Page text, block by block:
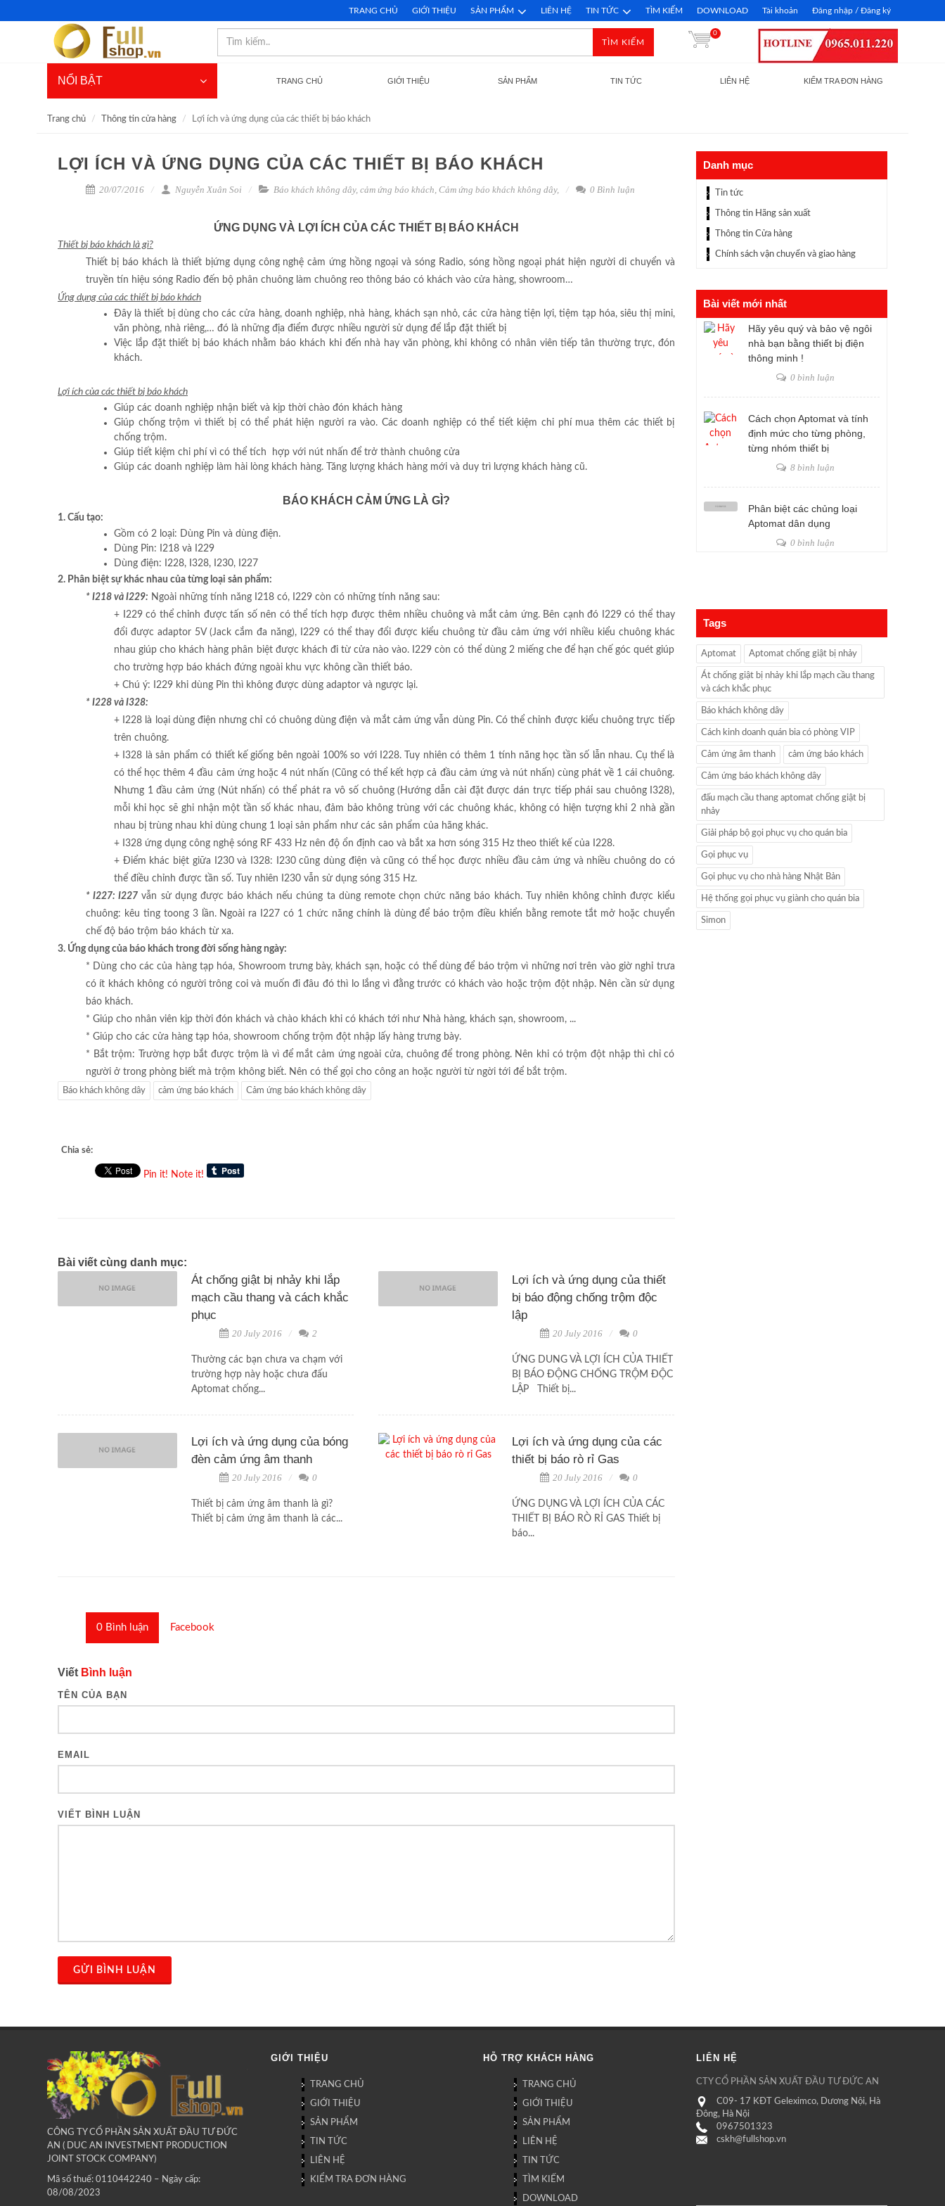
TRANG CHỦ GIỚI THIỆU SẢN PHẨM LIÊN HỆ TIN TỨC TÌM KIẾM DOWNLOAD Tài khoản Đăng nhập / Đăng ký
TÌM KIẾM
0
NỔI BẬT TRANG CHỦ GIỚI THIỆU SẢN PHẨM TIN TỨC LIÊN HỆ KIỂM TRA ĐƠN HÀNG
Trang chủ Thông tin cửa hàng Lợi ích và ứng dụng của các thiết bị báo khách
LỢI ÍCH VÀ ỨNG DỤNG CỦA CÁC THIẾT BỊ BÁO KHÁCH
20/07/2016 Nguyễn Xuân Soi Báo khách không dây, cảm ứng báo khách, Cảm ứng báo khách không dây, 0 Bình luận
ỨNG DỤNG VÀ LỢI ÍCH CỦA CÁC THIẾT BỊ BÁO KHÁCH
Thiết bị báo khách làgì?
Thiết bị báo khách là thiết bịứng dụng công nghệ cảm ứng hồng ngoại và sóng Radio, sóng hồng ngoại phát hiện người di chuyển và
truyền tín hiệu sóng Radio đến bộ phân chuông làm chuông reo thông báo có khách vào cửa hàng, showroom…
Ứng dụng của các thiết bị báo khách
Đây là thiết bị dùng cho các cửa hàng, doanh nghiệp, nhà hàng, khách sạn nhỏ, các cửa hàng tiện lợi, tiệm tạp hóa, siêu thị mini,
văn phòng, nhà riêng,… đó là những địa điểm được nhiều người sử dụng để lắp đặt thiết bị
Việc lắp đặt thiết bị báo khách nhằm báo khách khi đến nhà hay văn phòng, khi không có nhân viên tiếp tân thường trực, đón
khách.
Lợi ích của các thiết bị báo khách
Giúp các doanh nghiệp nhận biết và kịp thời chào đón khách hàng
Giúp chống trộm vì thiết bị có thể phát hiện người ra vào. Các doanh nghiệp có thể tiết kiệm chi phí mua thêm các thiết bị
chống trộm.
Giúp tiết kiệm chi phí vì có thể tích hợp với nút nhấn để trở thành chuông cửa
Giúp các doanh nghiệp làm hài lòng khách hàng. Tăng lượng khách hàng mới và duy trì lượng khách hàng cũ.
BÁO KHÁCH CẢM ỨNG LÀ GÌ?
1. Cấu tạo:
Gồm có 2 loại: Dùng Pin và dùng điện.
Dùng Pin: I218 và I229
Dùng điện: I228, I328, I230, I227
2. Phân biệt sự khác nhau của từng loại sản phẩm:
* I218 và I229: Ngoài những tính năng I218 có, I229 còn có những tính năng sau:
+ I229 có thể chỉnh được tấn số nên có thể tích hợp được thêm nhiều chuông và mắt cảm ứng. Bên cạnh đó I229 có thể thay
đổi được adaptor 5V (Jack cắm đa năng), I229 có thể thay đổi được kiểu chuông từ đầu cảm ứng với nhiều kiểu chuông khác
nhau giúp cho khách hàng phân biệt được khách đi từ cửa nào vào. I229 còn có thể dùng 2 miếng che để hạn chế góc quét giúp
cho trường hợp báo khách đứng ngoài khu vực không cần thiết báo.
+ Chú ý: I229 khi dùng Pin thì không được dùng adaptor và ngược lại.
* I228 và I328:
+ I228 là loại dùng điện nhưng chỉ có chuông dùng điện và mắt cảm ứng vẫn dùng Pin. Có thể chỉnh được kiểu chuông trực tiếp
trên chuông.
+ I328 là sản phẩm có thiết kế giống bên ngoài 100% so với I228. Tuy nhiên có thêm 1 tính năng học tần số lẫn nhau. Cụ thể là
có thể học thêm 4 đầu cảm ứng hoặc 4 nút nhấn (Cũng có thể kết hợp cả đầu cảm ứng và nút nhấn) cùng phát về 1 cái chuông.
Nhưng 1 đầu cảm ứng (Nút nhấn) có thể phát ra vô số chuông (Hướng dẫn cài đặt được dán trực tiếp phái sau chuông I328),
mỗi khi học sẽ ghi nhận một tần số khác nhau, đảm bảo không trùng với các chuông khác, không có hiện tượng khi 2 nhà gần
nhau bị trùng nhau khi dùng chung 1 loại sản phẩm như các sản phẩm của hãng khác.
+ I328 ứng dụng công nghệ sóng RF 433 Hz nên độ ổn định cao và bắt xa hơn sóng 315 Hz theo thiết kế của I228.
+ Điểm khác biệt giữa I230 và I328: I230 cũng dùng điện và cũng có thể học được nhiều đầu cảm ứng và nhiều chuông do có
thể điều chỉnh được tần số. Tuy nhiên I230 vẫn sử dụng sóng 315 Hz.
* I227: I227 vẫn sử dụng được báo khách nếu chúng ta dùng remote chọn chức năng báo khách. Tuy nhiên không chỉnh được kiểu
chuông: kêu ting toong 3 lần. Ngoài ra I227 có 1 chức năng chính là dùng để báo trộm điều khiển bằng remote tắt mở hoặc chuyển
chế độ báo trộm báo khách từ xa.
3. Ứng dụng của báo khách trong đời sống hàng ngày:
* Dùng cho các của hàng tạp hóa, Showroom trưng bày, khách sạn, hoặc có thể dùng để báo trộm vì những nơi trên vào giờ nghỉ trưa
có ít khách không có người trông coi và muốn đi đâu đó thì lo lắng vì đằng trước có khách vào hoặc trộm đột nhập. Nên cần sử dụng
báo khách.
* Giúp cho nhân viên kịp thời đón khách và chào khách khi có khách tới như Nhà hàng, khách sạn, showroom, ...
* Giúp cho các cửa hàng tạp hóa, showroom chống trộm đột nhập lấy hàng trưng bày.
* Bắt trộm: Trường hợp bắt được trộm là vì để mắt cảm ứng ngoài cửa, chuông để trong phòng. Nên khi có trộm đột nhập thì chỉ có
người ở trong phòng biết mà trộm không biết. Nên có thể gọi cho công an hoặc người từ ngời tới để bắt trộm.
Báo khách không dây cảm ứng báo khách Cảm ứng báo khách không dây
Chia sẻ:
Pin it! Note it!
Bài viết cùng danh mục:
Át chống giật bị nhảy khi lắp
mạch cầu thang và cách khắc
phục
20 July 2016 2
Thường các bạn chưa va chạm với
trường hợp này hoặc chưa đấu
Aptomat chống...
Lợi ích và ứng dụng của bóng
đèn cảm ứng âm thanh
20 July 2016 0
Thiết bị cảm ứng âm thanh là gì?
Thiết bị cảm ứng âm thanh là các...
Lợi ích và ứng dụng của thiết
bị báo động chống trộm độc
lập
20 July 2016 0
ỨNG DUNG VÀ LỢI ÍCH CỦA THIẾT
BỊ BÁO ĐỘNG CHỐNG TRỘM ĐỘC
LẬP Thiết bị...
Lợi ích và ứng dụng của các
thiết bị báo rò rỉ Gas
20 July 2016 0
ỨNG DỤNG VÀ LỢI ÍCH CỦA CÁC
THIẾT BỊ BÁO RÒ RỈ GAS Thiết bị
báo...
0 Bình luận Facebook
Viết Bình luận
TÊN CỦA BẠN
EMAIL
VIẾT BÌNH LUẬN
GỬI BÌNH LUẬN
Danh mục
Tin tức
Thông tin Hãng sản xuất
Thông tin Cửa hàng
Chính sách vận chuyển và giao hàng
Bài viết mới nhất
Hãy yêu quý và bảo vệ ngôi
nhà bạn bằng thiết bị điện
thông minh !
0 bình luận
Cách chọn Aptomat và tính
định mức cho từng phòng,
từng nhóm thiết bị
8 bình luận
Phân biệt các chủng loại
Aptomat dân dụng
0 bình luận
Tags
Aptomat Aptomat chống giật bị nhảy
Át chống giật bị nhảy khi lắp mạch cầu thang
và cách khắc phục
Báo khách không dây
Cách kinh doanh quán bia có phòng VIP
Cảm ứng âm thanh cảm ứng báo khách
Cảm ứng báo khách không dây
đấu mạch cầu thang aptomat chống giật bị
nhảy
Giải pháp bộ gọi phục vụ cho quán bia
Gọi phục vụ
Gọi phục vụ cho nhà hàng Nhật Bản
Hệ thống gọi phục vụ giành cho quán bia
Simon
CÔNG TY CỔ PHẦN SẢN XUẤT ĐẦU TƯ ĐỨC
AN ( DUC AN INVESTMENT PRODUCTION
JOINT STOCK COMPANY)
Mã số thuế: 0110442240 – Ngày cấp:
08/08/2023
GIỚI THIỆU
TRANG CHỦ
GIỚI THIỆU
SẢN PHẨM
TIN TỨC
LIÊN HỆ
KIỂM TRA ĐƠN HÀNG
HỖ TRỢ KHÁCH HÀNG
TRANG CHỦ
GIỚI THIỆU
SẢN PHẨM
LIÊN HỆ
TIN TỨC
TÌM KIẾM
DOWNLOAD
LIÊN HỆ
CTY CỔ PHẦN SẢN XUẤT ĐẦU TƯ ĐỨC AN
C09- 17 KĐT Geleximco, Dương Nội, Hà
Đông, Hà Nội
0967501323
cskh@fullshop.vn